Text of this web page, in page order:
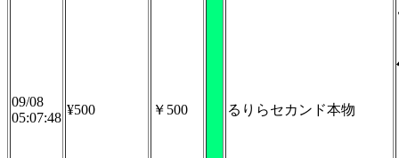
09/08
05:07:48
¥500 ￥500 るりらセカンド本物